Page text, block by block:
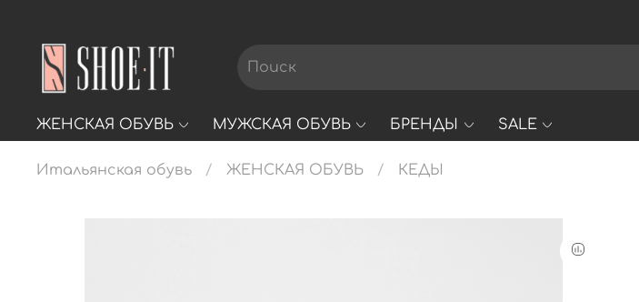
ЖЕНСКАЯ ОБУВЬ МУЖСКАЯ ОБУВЬ БРЕНДЫ SALE
Итальянская обувь ЖЕНСКАЯ ОБУВЬ КЕДЫ